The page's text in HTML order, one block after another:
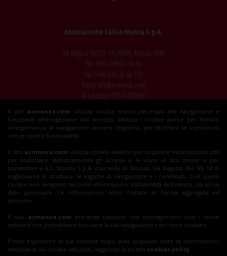
Associazione Calcio Monza S.p.A.
Via Ragazzi del'99, 14 20900, Monza (MB)
Tel. (+39) 039 83 66 64
Fax (+39) 039 20 60 159
Email info@acmonza.com
VAT number 09141370966
© 2026 AC Monza
All rights reserved
Insieme al Monza
Tickets
Il sito acmonza.com utilizza cookie tecnici necessari alla navigazione e
funzionali all'erogazione del servizio. Utilizza i cookie anche per fornirti
un'esperienza di navigazione sempre migliore, per facilitare le interazioni
con le nostre funzionalità.
Il sito acmonza.com utilizza cookie analitici per acquisire informazioni utili
per analizzare statisticamente gli accessi o le visite al sito stesso e per
consentire a A.C. Monza S.p.A. con sede in Monza, Via Ragazzi del '99, 14 di
migliorarne la struttura, le logiche di navigazione e i contenuti. Con questi
cookie non vengono raccolte informazioni sull'identità dell'utente, né alcun
dato personale. Le informazioni sono trattate in forma aggregata ed
anonima.
Il sito acmonza.com presenta funzioni che interagiscono con i social
network che potrebbero tracciare la tua navigazione con i loro cookies.
Potrai esprimere la tua volontà dopo aver acquisito tutte le informazioni
necessarie sui cookie utilizzati, leggendo la nostra cookies policy.